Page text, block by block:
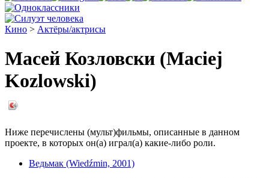
Кино > Актёры/актрисы
Масей Козловски (Maciej
Kozlowski)
Ниже перечислены (мульт)фильмы, описанные в данном
проекте, в которых он(а) играл(а) какие-либо роли.
Ведьмак (Wiedźmin, 2001)